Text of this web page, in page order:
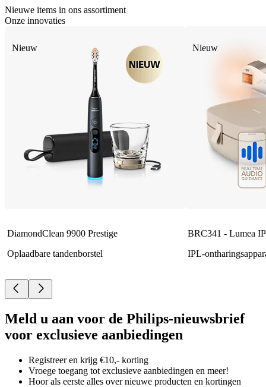
Nieuwe items in ons assortiment
Onze innovaties
Nieuw
DiamondClean 9900 Prestige
Oplaadbare tandenborstel
Nieuw
BRC341 - Lumea
IPL-
Meld u aan voor de Philips-nieuwsbrief
voor exclusieve aanbiedingen
Registreer en krijg €10,- korting
Vroege toegang tot exclusieve aanbiedingen en meer!
Hoor als eerste alles over nieuwe producten en kortingen